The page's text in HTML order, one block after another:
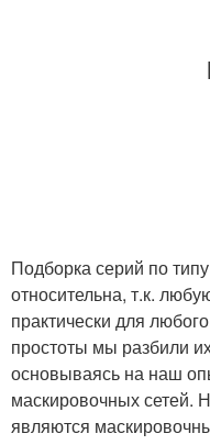
Подборка серий по
относительна, т.к.
практически для
простоты мы разбили
основываясь на наш
маскировочных сетей.
являются